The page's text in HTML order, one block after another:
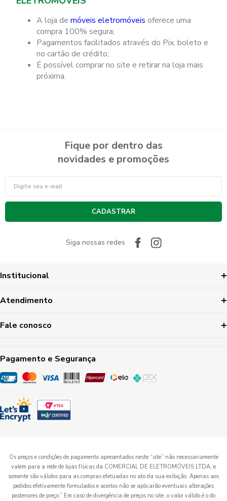
A loja demóveis eletromóveis oferece uma
compra 100% segura;
Pagamentos facilitados através do Pix, boleto e
no cartão de crédito;
É possível comprar no site e retirar na loja mais
próxima.
Fique por dentro das
novidades e promoções
CADASTRAR
Siga nossas redes
Institucional
Atendimento
Fale conosco
Pagamento e Segurança
Os preços e condições de pagamento apresentados neste “site” não necessariamente
valem para a rede de lojas físicas da COMERCIAL DE ELETROMÓVEIS LTDA, e
somente são válidos para as compras efetuadas no ato da sua exibição. Apenas aos
pedidos efetivamente formulados e aceitos não se aplicarão eventuais alterações
posteriores de preço.” Em caso de divergência de preços no site, o valor válido é o do